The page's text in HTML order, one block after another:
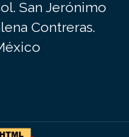
San Jerónimo
Contreras.